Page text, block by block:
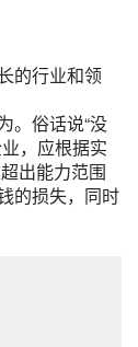
的行业和领
俗话说“没
，应根据实
出能力范围
的损失，同时